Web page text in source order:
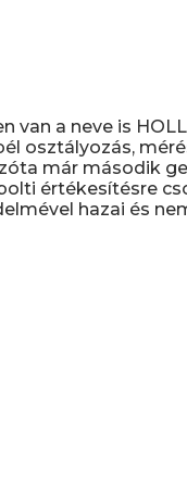
a neve is
osztályozás,
már második
értékesítésre
hazai és